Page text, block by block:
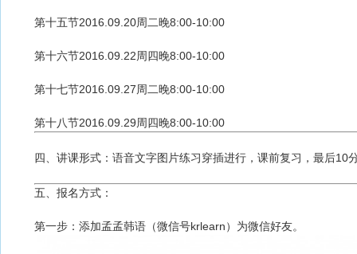
第十五节2016.09.20周二晚8:00-10:00
第十六节2016.09.22周四晚8:00-10:00
第十七节2016.09.27周二晚8:00-10:00
第十八节2016.09.29周四晚8:00-10:00
四、讲课形式：语音文字图片练习穿插进行，课前复习，最后10
五、 报名方式：
第一步：添加孟孟韩语（微信号krlearn）为微信好友。